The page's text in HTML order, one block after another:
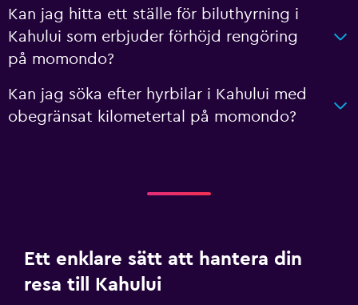
Kan jag hitta ett ställe för biluthyrning i
Kahului som erbjuder förhöjd rengöring
på momondo?
Kan jag söka efter hyrbilar i Kahului med
obegränsat kilometertal på momondo?
Ett enklare sätt att hantera din
resa till Kahului